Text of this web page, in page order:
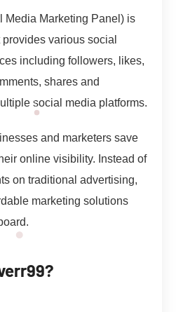
Media Marketing Panel) is
various social
including followers, likes,
shares and
social media platforms.
and marketers save
online visibility. Instead of
on traditional advertising,
marketing solutions